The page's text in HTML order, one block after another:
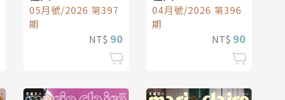
05月號/2026 第397
期
NT$ 90
04月號/2026 第396
期
NT$ 90